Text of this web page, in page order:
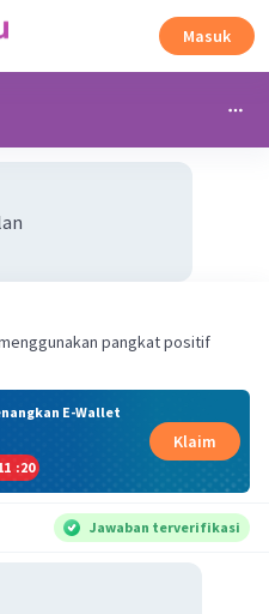
Masuk
pangkat positif
E-Wallet
:20
Klaim
Jawaban terverifikasi